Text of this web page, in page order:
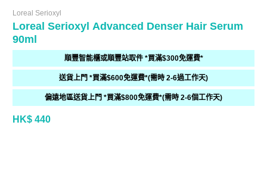
Loreal Serioxyl
Loreal Serioxyl Advanced Denser Hair Serum
90ml
順豐智能櫃或順豐站取件 *買滿$300免運費*
送貨上門 *買滿$600免運費*(需時 2-6過工作天)
偏遠地區送貨上門 *買滿$800免運費*(需時 2-6個工作天)
HK$ 440